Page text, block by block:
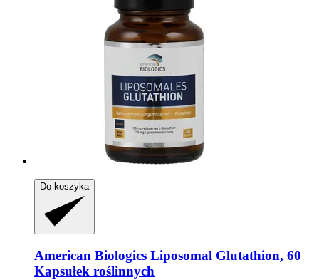
Do koszyka
American Biologics Liposomal Glutathion, 60
Kapsułek roślinnych